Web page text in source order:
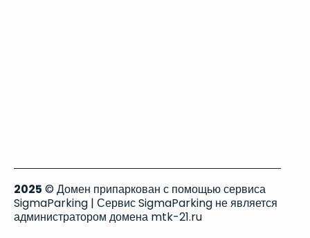
2025 © Домен припаркован с помощью сервиса
SigmaParking | Сервис SigmaParking не является
администратором домена mtk-21.ru